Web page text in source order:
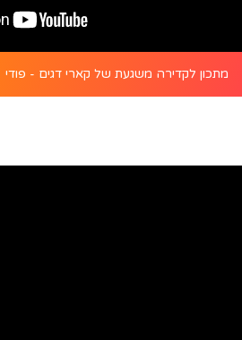
מתכון לקדירה משגעת של קארי דגים - פודי